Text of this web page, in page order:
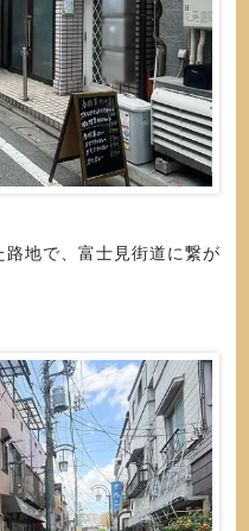
路地で、富士見街道に繋が